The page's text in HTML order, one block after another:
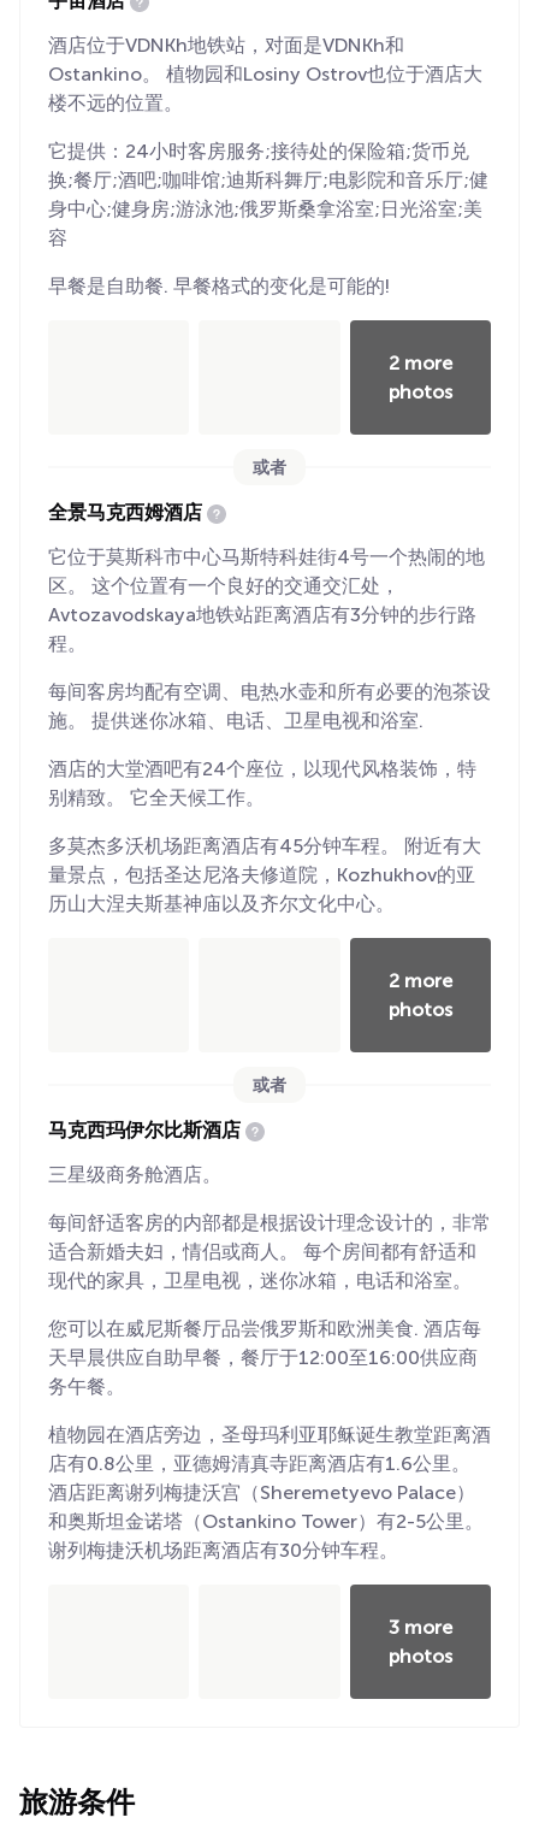
酒店位于VDNKh地铁站，对面是VDNKh和
Ostankino。 植物园和Losiny Ostrov也位于酒店大
楼不远的位置。
它提供：24小时客房服务;接待处的保险箱;货币兑
换;餐厅;酒吧;咖啡馆;迪斯科舞厅;电影院和音乐厅;健
身中心;健身房;游泳池;俄罗斯桑拿浴室;日光浴室;美
容
早餐是自助餐. 早餐格式的变化是可能的!
2 more
photos
或者
全景马克西姆酒店
它位于莫斯科市中心马斯特科娃街4号一个热闹的地
区。 这个位置有一个良好的交通交汇处，
Avtozavodskaya地铁站距离酒店有3分钟的步行路
程。
每间客房均配有空调、电热水壶和所有必要的泡茶设
施。 提供迷你冰箱、电话、卫星电视和浴室.
酒店的大堂酒吧有24个座位，以现代风格装饰，特
别精致。 它全天候工作。
多莫杰多沃机场距离酒店有45分钟车程。 附近有大
量景点，包括圣达尼洛夫修道院，Kozhukhov的亚
历山大涅夫斯基神庙以及齐尔文化中心。
2 more
photos
或者
马克西玛伊尔比斯酒店
三星级商务舱酒店。
每间舒适客房的内部都是根据设计理念设计的，非常
适合新婚夫妇，情侣或商人。 每个房间都有舒适和
现代的家具，卫星电视，迷你冰箱，电话和浴室。
您可以在威尼斯餐厅品尝俄罗斯和欧洲美食. 酒店每
天早晨供应自助早餐，餐厅于12:00至16:00供应商
务午餐。
植物园在酒店旁边，圣母玛利亚耶稣诞生教堂距离酒
店有0.8公里，亚德姆清真寺距离酒店有1.6公里。
酒店距离谢列梅捷沃宫（Sheremetyevo Palace）
和奥斯坦金诺塔（Ostankino Tower）有2-5公里。
谢列梅捷沃机场距离酒店有30分钟车程。
3 more
photos
旅游条件